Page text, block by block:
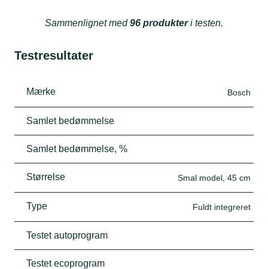
Sammenlignet med96 produkteri testen.
Testresultater
Mærke Bosch
Samlet bedømmelse
Samlet bedømmelse, %
Størrelse Smal model, 45 cm
Type Fuldt integreret
Testet autoprogram
Testet ecoprogram